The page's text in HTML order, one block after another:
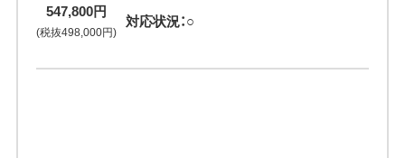
547,800円
(税抜498,000円)
対応状況：○